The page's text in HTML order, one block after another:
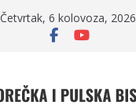
Četvrtak, 6 kolovoza, 2026